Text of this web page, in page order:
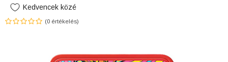
Kedvencek közé
(0 értékelés)